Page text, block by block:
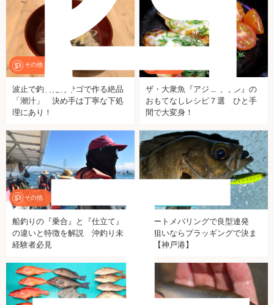
エ
その他
波止で釣れたカサゴで作る絶品
「潮汁」 決め手は丁寧な下処
理にあり！
ザ・大衆魚『アジ＆イワシ』の
おもてなしレシピ７選 ひと手
間で大変身！
その他
船釣りの『乗合』と『仕立て』
の違いと特徴を解説 沖釣り未
経験者必見
ボートメバリングで良型連発
型狙いならプラッギングで決ま
り【神戸港】